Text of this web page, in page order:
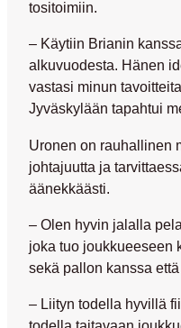
tositoimiin.
– Käytiin Brianin
alkuvuodesta. Hänen
vastasi minun
Jyväskylään tapahtui
Uronen on rauhallinen
johtajuutta ja
äänekkäästi.
– Olen hyvin jalalla
joka tuo joukkueeseen
sekä pallon kanssa
– Liityn todella hyvillä